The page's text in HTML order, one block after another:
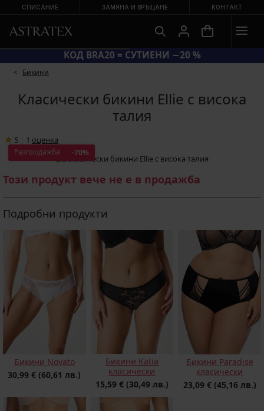
СПИСАНИЕ ЗАМЯНА И ВРЪЩАНЕ КОНТАКТ
КОД BRA20 = СУТИЕНИ −20 %
Бикини
Класически бикини Ellie с висока
талия
5 1 oценка
Разпродажба -70%
Този продукт вече не е в продажба
Подробни продукти
Бикини Novato
30,99 € (60,61 лв.)
Бикини Katia
класически
15,59 € (30,49 лв.)
Бикини Paradise
класически
23,09 € (45,16 лв.)